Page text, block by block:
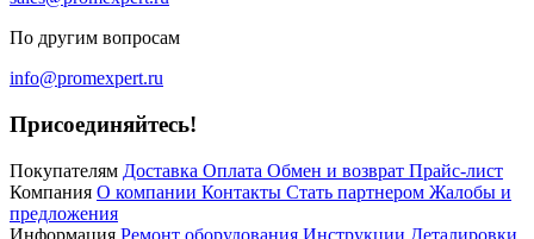
По другим вопросам
info@promexpert.ru
Присоединяйтесь!
Покупателям Доставка Оплата Обмен и возврат Прайс-лист
Компания О компании Контакты Стать партнером Жалобы и
предложения
Информация Ремонт оборудования Инструкции Деталировки